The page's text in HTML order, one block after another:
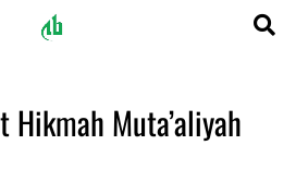
Hikmah Muta’aliyah